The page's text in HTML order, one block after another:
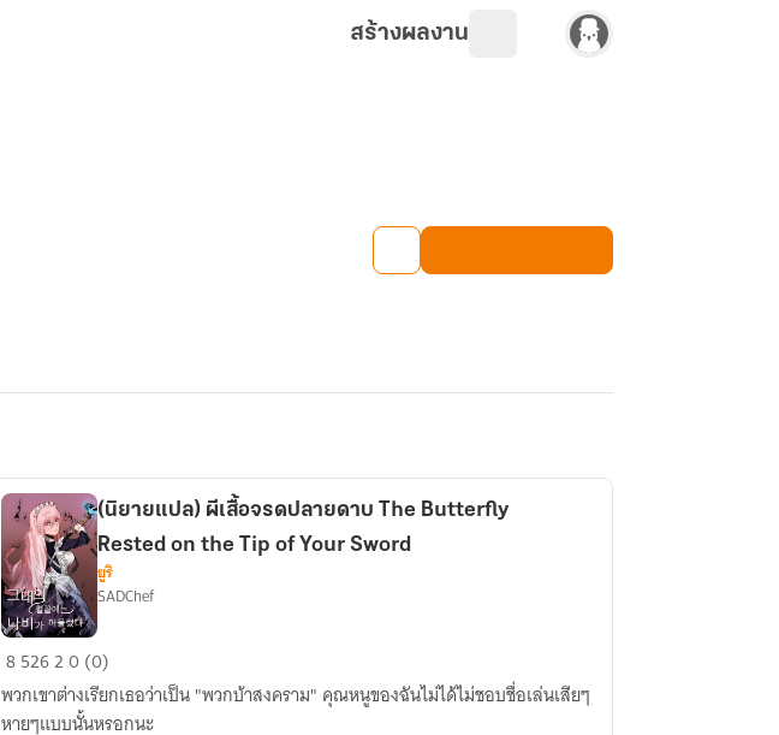
สร้างผลงาน
(นิยาย
ผีเสื้อ
(นิยายแปล) ผีเสื้อจรดปลายดาบ The Butterfly
Rested on the Tip of Your Sword
ยูริ
SADChef
852620 (0)
พวกเขาต่างเรียกเธอว่าเป็น "พวกบ้าสงคราม" คุณหนูของฉันไม่ได้ไม่ชอบชื่อเล่นเสียๆ
หายๆแบบนั้นหรอกนะ